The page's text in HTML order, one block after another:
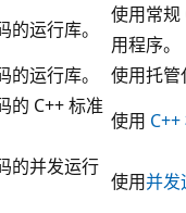
的运行库。
使用常规
用程序。
的运行库。 使用托管
的 C++ 标准
使用
的并发运行
使用并发